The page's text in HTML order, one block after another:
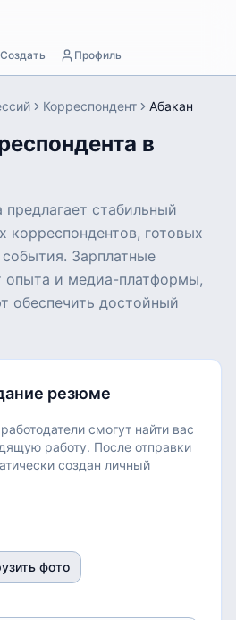
Создать Профиль
Корреспондент Абакан
в
стабильный
корреспондентов, готовых
Зарплатные
опыта и медиа-платформы,
обеспечить достойный
резюме
смогут найти вас
работу. После отправки
создан личный
фото